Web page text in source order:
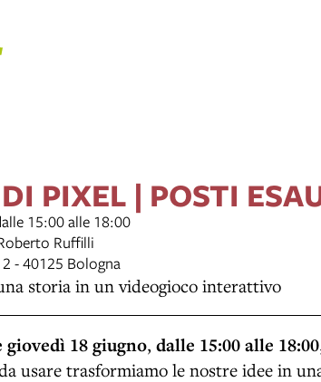
PIXEL | POSTI
15:00 alle 18:00
Ruffilli
- 40125 Bologna
storia in un videogioco interattivo
giovedì 18 giugno, dalle 15:00 alle 18:00
usare trasformiamo le nostre idee in